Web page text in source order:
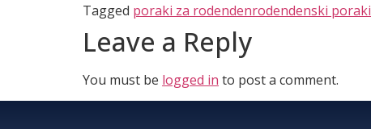
Tagged poraki za rodendenrodendenski poraki
Leave a Reply
You must be logged in to post a comment.